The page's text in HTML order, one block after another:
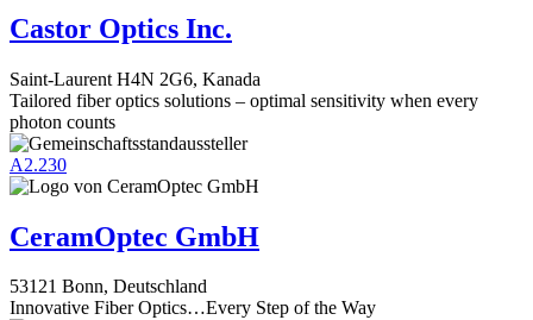
Castor Optics Inc.
Saint-Laurent H4N 2G6, Kanada
Tailored fiber optics solutions – optimal sensitivity when every
photon counts
A2.230
CeramOptec GmbH
53121 Bonn, Deutschland
Innovative Fiber Optics…Every Step of the Way